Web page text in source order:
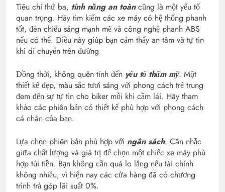
Tiêu chí thứ ba, tính năng an toàncũng là một yếu tố
quan trọng. Hãy tìm kiếm các xe máy có hệ thống phanh
tốt, đèn chiếu sáng mạnh mẽ và công nghệ phanh ABS
nếu có thể. Điều này giúp bạn cảm thấy an tâm và tự tin
khi di chuyển trên đường
Đồng thời, không quên tính đến yếu tố thẩm mỹ. Một
thiết kế đẹp, màu sắc tươi sáng với phong cách trẻ trung
đem đến sự tự tin cho biker mỗi khi cầm lái. Hãy tham
khảo các phiên bản có thiết kế phù hợp với phong cách
cá nhân của bạn.
Lựa chọn phiên bản phù hợp với ngân sách. Cân nhắc
giữa chất lượng và giá trị để chọn một chiếc xe máy phù
hợp túi tiền. Bạn không cần quá lo lắng nếu tài chính
không nhiều, vì hiện nay các cửa hàng đã có chương
trình trả góp lãi suất 0%.